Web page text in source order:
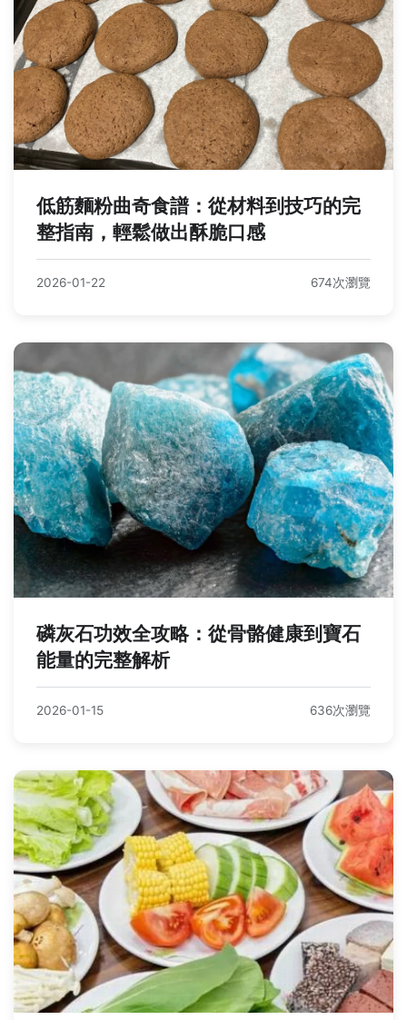
低筋麵粉曲奇食譜：從材料到技巧的完
整指南，輕鬆做出酥脆口感
2026-01-22 674次瀏覽
磷灰石功效全攻略：從骨骼健康到寶石
能量的完整解析
2026-01-15 636次瀏覽